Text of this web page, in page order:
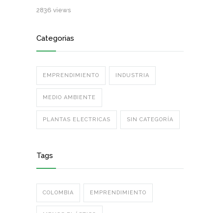
2836 views
Categorias
EMPRENDIMIENTO INDUSTRIA
MEDIO AMBIENTE
PLANTAS ELECTRICAS SIN CATEGORÍA
Tags
COLOMBIA EMPRENDIMIENTO